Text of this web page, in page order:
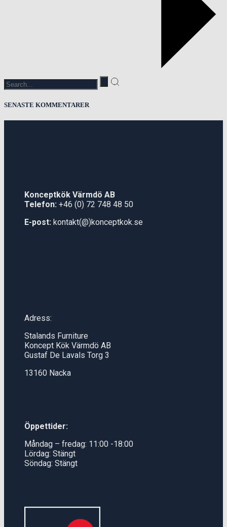
SENASTE KOMMENTARER
Konceptkök Värmdö AB
Telefon: +46 (0) 72 748 48 50
E-post: kontakt(@)konceptkok.se
Adress:
Stalands Furniture
Koncept Kök Värmdö AB
Gustaf De Lavals Torg 3
13160 Nacka
Öppettider:
Måndag – fredag: 11:00 -18:00
Lördag: Stängt
Söndag: Stängt